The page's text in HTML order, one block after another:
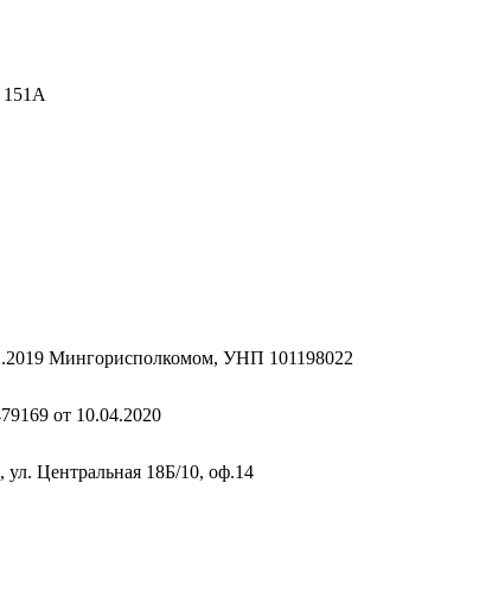
151А
Мингорисполкомом, УНП 101198022
от 10.04.2020
Центральная 18Б/10, оф.14